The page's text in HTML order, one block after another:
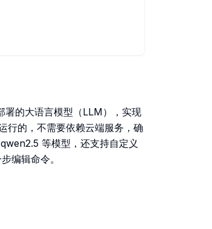
署的大语言模型（LLM），实现
行的，不需要依赖云端服务，确
等模型，还支持自定义
编辑命令。